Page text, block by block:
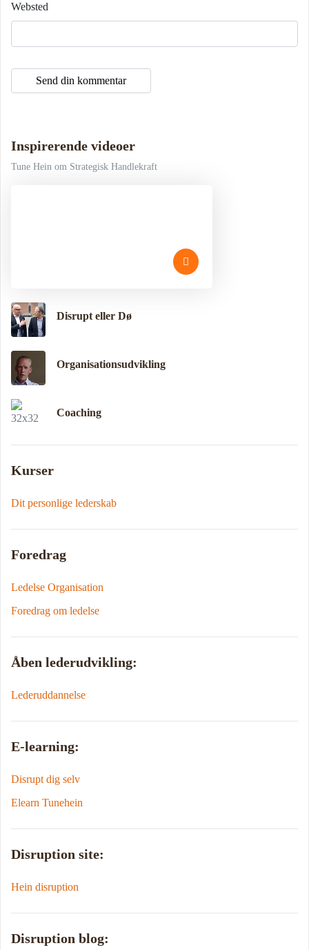
Websted
Inspirerende videoer
Tune Hein om Strategisk Handlekraft
Disrupt eller Dø
Organisationsudvikling
Coaching
Kurser
Dit personlige lederskab
Foredrag
Ledelse Organisation
Foredrag om ledelse
Åben lederudvikling:
Lederuddannelse
E-learning:
Disrupt dig selv
Elearn Tunehein
Disruption site:
Hein disruption
Disruption blog: